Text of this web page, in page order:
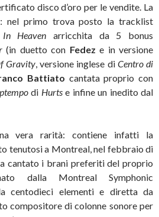
disco d’oro per le vendite. La
nel primo trova posto la tracklist
In Heavenarricchita da 5 bonus
(in duetto con Fedez e in versione
Gravity, versione inglese di Centro di
Battiato cantata proprio con
di Hurtse infine un inedito dal
vera rarità: contiene infatti la
tenutosi a Montreal, nel febbraio di
cantato i brani preferiti del proprio
dalla Montreal Symphonic
centodieci elementi e diretta da
compositore di colonne sonore per